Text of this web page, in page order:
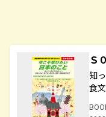
Ｓ
知
食